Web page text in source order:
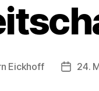
Eickhoff 24.